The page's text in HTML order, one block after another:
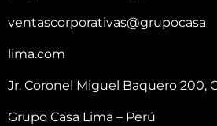
ventascorporativas@grupocasa
lima.com
Jr. Coronel Miguel Baquero 200,
Grupo Casa Lima – Perú